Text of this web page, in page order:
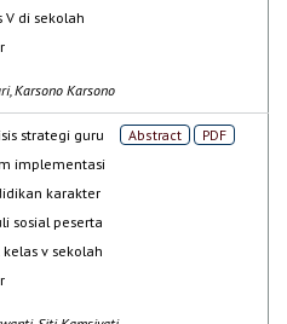
V di sekolah
Karsono Karsono
strategi guru
implementasi
karakter
sosial peserta
kelas v sekolah
Abstract PDF